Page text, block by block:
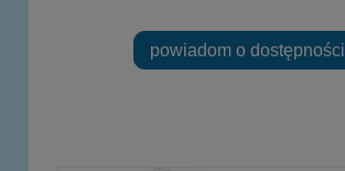
powiadom o dostępności